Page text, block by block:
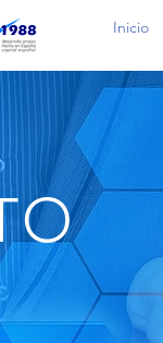
Inicio